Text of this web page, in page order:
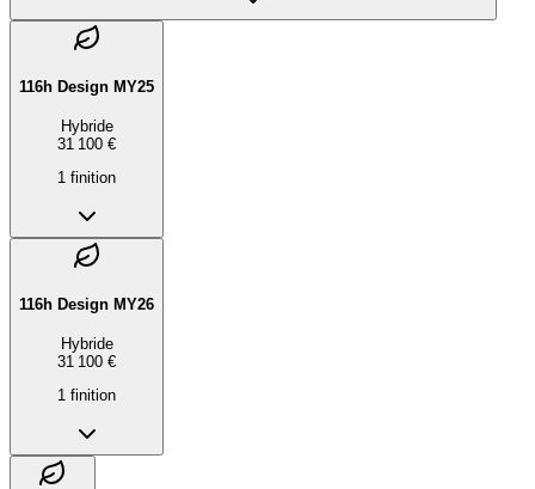
116h Design MY25
Hybride
31 100 €
1 finition
116h Design MY26
Hybride
31 100 €
1 finition